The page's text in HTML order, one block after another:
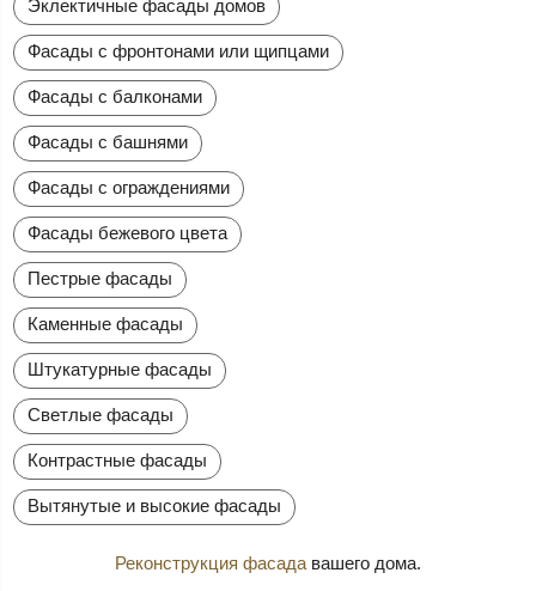
Эклектичные фасады домов
Фасады с фронтонами или щипцами
Фасады с балконами
Фасады с башнями
Фасады с ограждениями
Фасады бежевого цвета
Пестрые фасады
Каменные фасады
Штукатурные фасады
Светлые фасады
Контрастные фасады
Вытянутые и высокие фасады
Реконструкция фасада вашего дома.